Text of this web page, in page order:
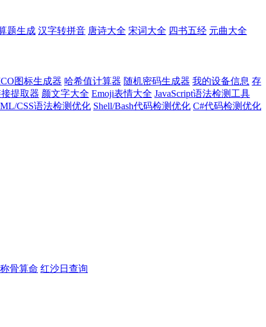
题生成 汉字转拼音 唐诗大全 宋词大全 四书五经 元曲大全
图标生成器 哈希值计算器 随机密码生成器 我的设备信息 存
提取器 颜文字大全 Emoji表情大全 JavaScript语法检测工具
CSS语法检测优化 Shell/Bash代码检测优化 C#代码检测优化
称骨算命 红沙日查询